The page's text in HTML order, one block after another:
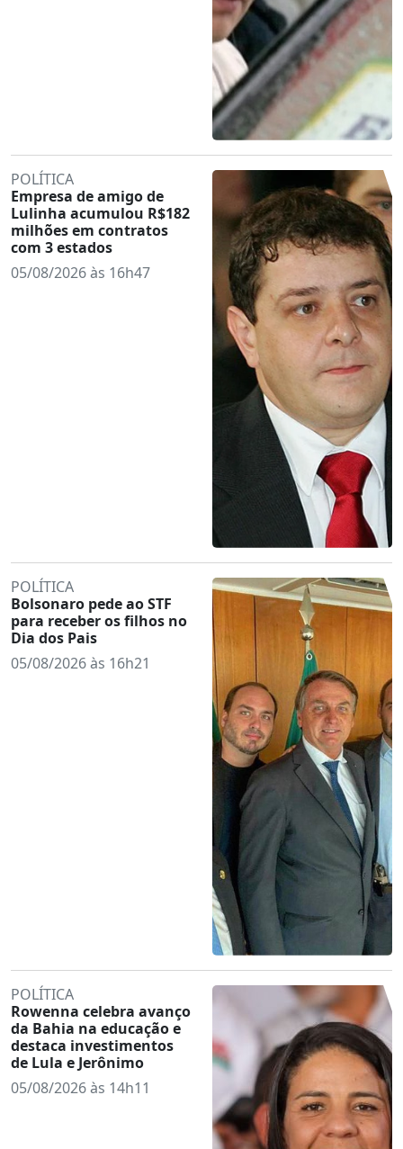
POLÍTICA
Empresa de amigo de
Lulinha acumulou R$182
milhões em contratos
com 3 estados
05/08/2026 às 16h47
POLÍTICA
Bolsonaro pede ao STF
para receber os filhos no
Dia dos Pais
05/08/2026 às 16h21
POLÍTICA
Rowenna celebra avanço
da Bahia na educação e
destaca investimentos
de Lula e Jerônimo
05/08/2026 às 14h11